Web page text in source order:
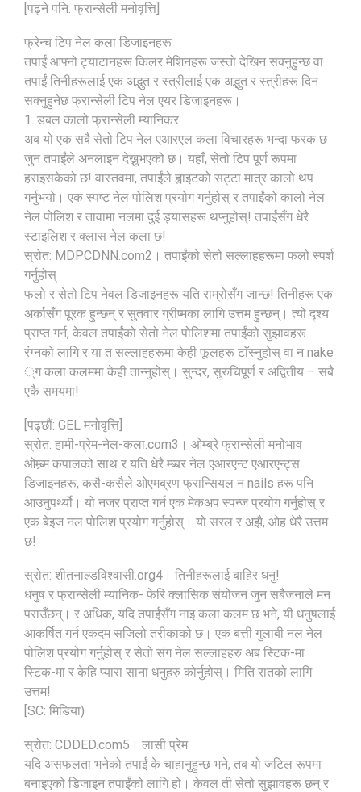
[पढ्ने पनि: फ्रान्सेली मनोवृत्ति]
फ्रेन्च टिप नेल कला डिजाइनहरू
तपाईं आफ्नो ट्याटानहरू किलर मेशिनहरू जस्तो देखिन सक्नुहुन्छ वा
तपाईं तिनीहरूलाई एक अद्भुत र स्त्रीलाई एक अद्भुत र स्त्रीहरू दिन
सक्नुहुनेछ फ्रान्सेली टिप नेल एयर डिजाइनहरू।
1. डबल कालो फ्रान्सेली म्यानिकर
अब यो एक सबै सेतो टिप नेल एआरएल कला विचारहरू भन्दा फरक छ
जुन तपाईंले अनलाइन देख्नुभएको छ। यहाँ, सेतो टिप पूर्ण रूपमा
हराइसकेको छ! वास्तवमा, तपाईंले ह्वाइटको सट्टा मात्र कालो थप
गर्नुभयो। एक स्पष्ट नेल पोलिश प्रयोग गर्नुहोस् र तपाईंको कालो नेल
नेल पोलिश र तावामा नलमा दुई ड्यासहरू थप्नुहोस्! तपाईंसँग धेरै
स्टाइलिश र क्लास नेल कला छ!
स्रोत: MDPCDNN.com2। तपाईंको सेतो सल्लाहहरूमा फलो स्पर्श
गर्नुहोस्
फलो र सेतो टिप नेवल डिजाइनहरू यति राम्रोसँग जान्छ! तिनीहरू एक
अर्कासँग पूरक हुन्छन् र सुतवार ग्रीष्मका लागि उत्तम हुन्छन्। त्यो दृश्य
प्राप्त गर्न, केवल तपाईंको सेतो नेल पोलिशमा तपाईंको सुझावहरू
रंग्नको लागि र या त सल्लाहहरूमा केही फूलहरू टाँस्नुहोस् वा न nake
्ग कला कलममा केही तान्नुहोस्। सुन्दर, सुरुचिपूर्ण र अद्वितीय – सबै
एकै समयमा!
[पढ्छौं: GEL मनोवृत्ति]
स्रोत: हामी-प्रेम-नेल-कला.com3। ओम्ब्रे फ्रान्सेली मनोभाव
ओम्ब्र्म कपालको साथ र यति धेरै म्ब्बर नेल एआरएन्ट एआरएन्ट्स
डिजाइनहरू, कसै-कसैले ओएमब्रण फ्रान्सियल न nails हरू पनि
आउनुपर्थ्यो। यो नजर प्राप्त गर्न एक मेकअप स्पन्ज प्रयोग गर्नुहोस् र
एक बेइज नल पोलिश प्रयोग गर्नुहोस्। यो सरल र अझै, ओह धेरै उत्तम
छ!
स्रोत: शीतनाल्डविश्वासी.org4। तिनीहरूलाई बाहिर धनु!
धनुष र फ्रान्सेली म्यानिक- फेरि क्लासिक संयोजन जुन सबैजनाले मन
पराउँछन्। र अधिक, यदि तपाईंसँग नाइ कला कलम छ भने, यी धनुषलाई
आकर्षित गर्न एकदम सजिलो तरीकाको छ। एक बत्ती गुलाबी नल नेल
पोलिश प्रयोग गर्नुहोस् र सेतो संग नेल सल्लाहहरु अब स्टिक-मा
स्टिक-मा र केहि प्यारा साना धनुहरु कोर्नुहोस्। मिति रातको लागि
उत्तम!
[SC: मिडिया)
स्रोत: CDDED.com5। लासी प्रेम
यदि असफलता भनेको तपाईं के चाहानुहुन्छ भने, तब यो जटिल रूपमा
बनाइएको डिजाइन तपाईंको लागि हो। केवल ती सेतो सुझावहरू छन् र